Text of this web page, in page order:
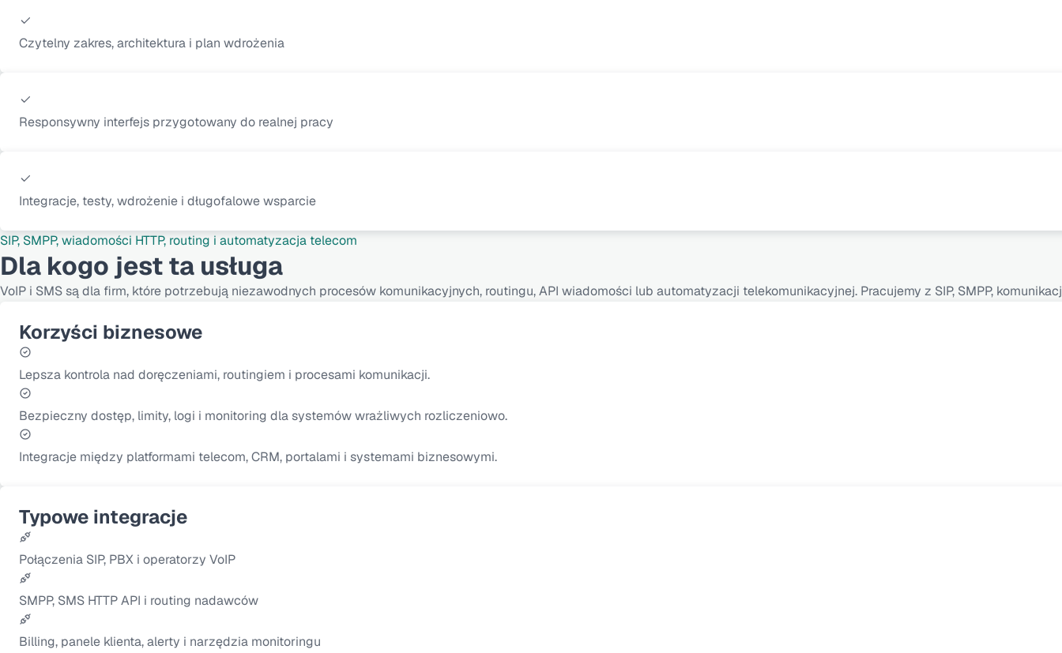
Czytelny zakres, architektura i plan wdrożenia
Responsywny interfejs przygotowany do realnej pracy
Integracje, testy, wdrożenie i długofalowe wsparcie
SIP, SMPP, wiadomości HTTP, routing i automatyzacja telecom
Dla kogo jest ta usługa
VoIP i SMS są dla firm, które potrzebują niezawodnych procesów komunikacyjnych, routingu, API wiadomości lub automatyzacji telekomunikacyjnej. Pracujemy z SIP, SMPP,
Korzyści biznesowe
Lepsza kontrola nad doręczeniami, routingiem i procesami komunikacji.
Bezpieczny dostęp, limity, logi i monitoring dla systemów wrażliwych rozliczeniowo.
Integracje między platformami telecom, CRM, portalami i systemami biznesowymi.
Typowe integracje
Połączenia SIP, PBX i operatorzy VoIP
SMPP, SMS HTTP API i routing nadawców
Billing, panele klienta, alerty i narzędzia monitoringu